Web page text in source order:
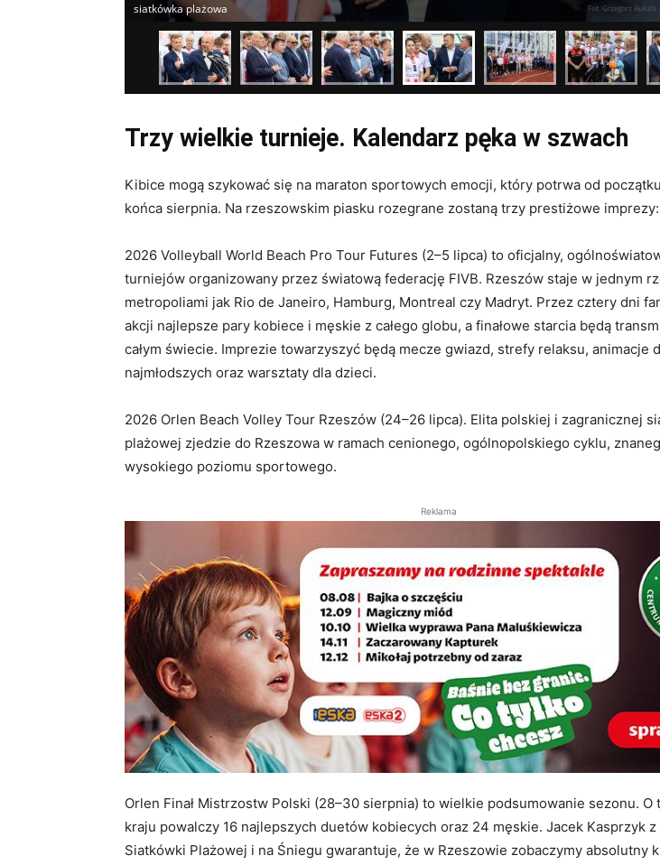
siatkówka plażowa
Trzy wielkie turnieje. Kalendarz pęka w szwach
Kibice mogą szykować się na maraton sportowych emocji, który potrwa od
końca sierpnia. Na rzeszowskim piasku rozegrane zostaną trzy prestiżowe imprezy:
2026 Volleyball World Beach Pro Tour Futures (2–5 lipca) to oficjalny,
turniejów organizowany przez światową federację FIVB. Rzeszów staje w jednym
metropoliami jak Rio de Janeiro, Hamburg, Montreal czy Madryt. Przez cztery dni
akcji najlepsze pary kobiece i męskie z całego globu, a finałowe starcia będą
całym świecie. Imprezie towarzyszyć będą mecze gwiazd, strefy relaksu, animacje
najmłodszych oraz warsztaty dla dzieci.
2026 Orlen Beach Volley Tour Rzeszów (24–26 lipca). Elita polskiej i zagranicznej
plażowej zjedzie do Rzeszowa w ramach cenionego, ogólnopolskiego cyklu,
wysokiego poziomu sportowego.
Reklama
Orlen Finał Mistrzostw Polski (28–30 sierpnia) to wielkie podsumowanie sezonu. O
kraju powalczy 16 najlepszych duetów kobiecych oraz 24 męskie. Jacek Kasprzyk
Siatkówki Plażowej i na Śniegu gwarantuje, że w Rzeszowie zobaczymy absolutny